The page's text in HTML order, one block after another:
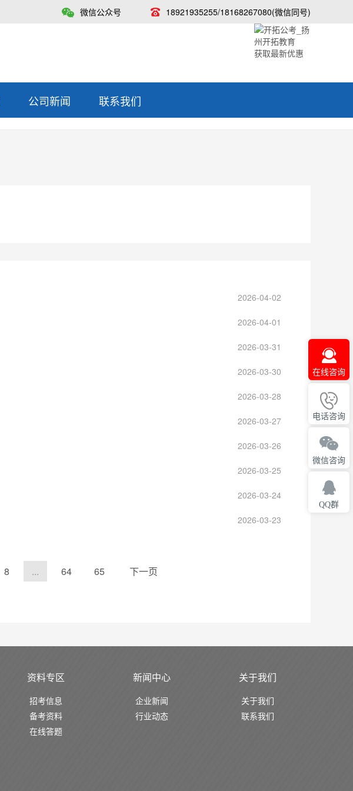
微信公众号 18921935255/18168267080(微信同号)
获取最新优惠
公司新闻 联系我们
2026-04-02
2026-04-01
2026-03-31
2026-03-30
2026-03-28
2026-03-27
2026-03-26
2026-03-25
2026-03-24
2026-03-23
8 ... 64 65 下一页
在线咨询
电话咨询
微信咨询
QQ群
资料专区
招考信息
备考资料
在线答题
新闻中心
企业新闻
行业动态
关于我们
关于我们
联系我们